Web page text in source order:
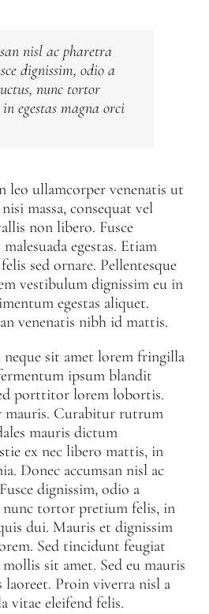
nisl ac pharetra
dignissim, odio a
nunc tortor
egestas magna orci
leo ullamcorper venenatis ut
massa, consequat vel
non libero. Fusce
egestas. Etiam
sed ornare. Pellentesque
vestibulum dignissim eu in
egestas aliquet.
venenatis nibh id mattis.
neque sit amet lorem fringilla
ipsum blandit
porttitor lorem lobortis.
mauris. Curabitur rutrum
mauris dictum
ex nec libero mattis, in
Donec accumsan nisl ac
dignissim, odio a
nunc tortor pretium felis, in
dui. Mauris et dignissim
Sed tincidunt feugiat
sit amet. Sed eu mauris
laoreet. Proin viverra nisl a
vitae eleifend felis.